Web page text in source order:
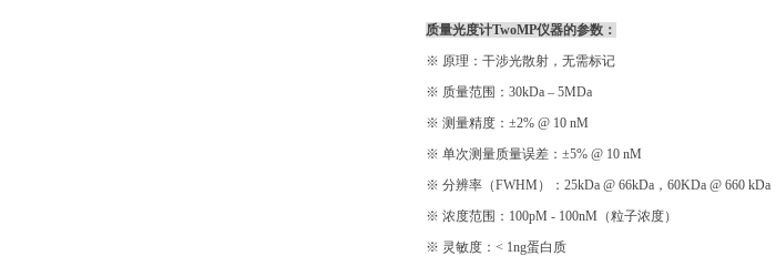
质量光度计TwoMP仪器的参数：
※ 原理：干涉光散射，无需标记
※ 质量范围：30kDa – 5MDa
※ 测量精度：±2% @ 10 nM
※ 单次测量质量误差：±5% @ 10 nM
※ 分辨率（FWHM）：25kDa @ 66kDa，60KDa @ 660 kDa
※ 浓度范围：100pM - 100nM（粒子浓度）
※ 灵敏度：< 1ng蛋白质